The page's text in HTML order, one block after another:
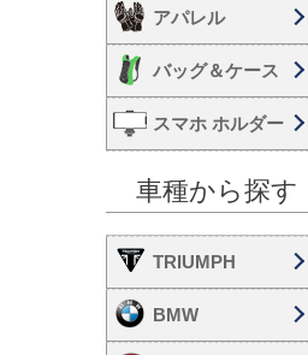
アパレル
バッグ＆ケース
スマホ ホルダー
車種から探す
TRIUMPH
BMW